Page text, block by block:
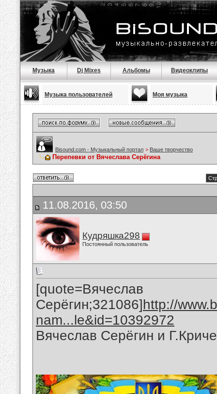
Музыка Dj Mixes Альбомы Видеоклипы
Музыка пользователей Моя музыка
Bisound.com - Музыкальный портал > Ваше творчество
Перепевки от Вячеслава Серёгина
11.08.2016, 03:50
Кудряшка298
Постоянный пользователь
[quote=Вячеслав
Серёгин;321086]http://
nam...le&id=10392972
Вячеслав Серёгин и